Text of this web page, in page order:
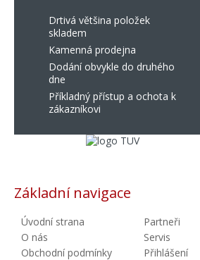
Drtivá většina položek
skladem
Kamenná prodejna
Dodání obvykle do druhého
dne
Příkladný přístup a ochota k
zákazníkovi
Základní navigace
Úvodní strana
O nás
Obchodní podmínky
Partneři
Servis
Přihlášení